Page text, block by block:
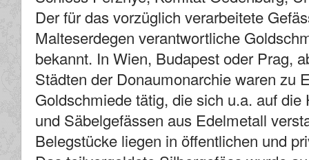
Der für das vorzüglich verarbeitete
Malteserdegen verantwortliche
bekannt. In Wien, Budapest oder Prag,
Städten der Donaumonarchie waren zu
Goldschmiede tätig, die sich u.a. auf
und Säbelgefässen aus Edelmetall
Belegstücke liegen in öffentlichen und